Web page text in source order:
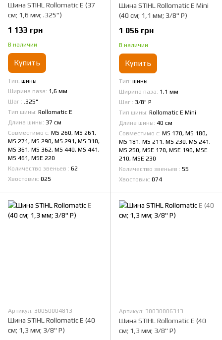
Шина STIHL Rollomatic E (37
см; 1,6 мм; .325")
1 133 грн
В наличии
Купить
Тип шины
Ширина паза 1,6 мм
Шаг
.325"
Тип шины Rollomatic E
Длина шины 37 см
Совместимо с MS 260, MS 261,
MS 271, MS 290, MS 291, MS 310,
MS 361, MS 362, MS 440, MS 441,
MS 461, MSE 220
Количество звеньев
62
Хвостовик 025
Шина STIHL Rollomatic E Mini
(40 см; 1,1 мм; 3/8" Р)
1 056 грн
В наличии
Купить
Тип шины
Ширина паза 1,1 мм
Шаг
3/8" Р
Тип шины Rollomatic E Mini
Длина шины 40 см
Совместимо с MS 170, MS 180,
MS 181, MS 211, MS 230, MS 241,
MS 250, MSE 170, MSE 190, MSE
210, MSE 230
Количество звеньев
55
Хвостовик 074
Артикул: 30050004813
Шина STIHL Rollomatic E (40
см; 1,3 мм; 3/8" Р)
Артикул: 30030006313
Шина STIHL Rollomatic E (40
см; 1,3 мм; 3/8" Р)